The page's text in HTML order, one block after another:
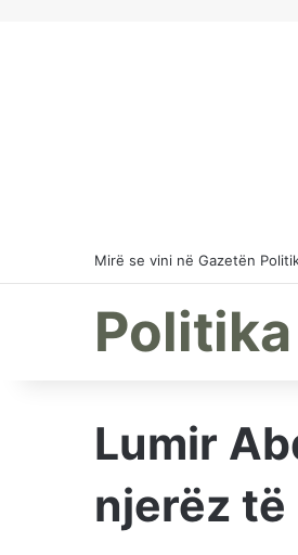
Mirë se vini në Gazetën
Politika
Lumir
njerëz të